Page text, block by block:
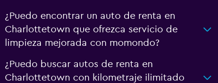
¿Puedo encontrar un auto de renta en
Charlottetown que ofrezca servicio de
limpieza mejorada con momondo?
¿Puedo buscar autos de renta en
Charlottetown con kilometraje ilimitado